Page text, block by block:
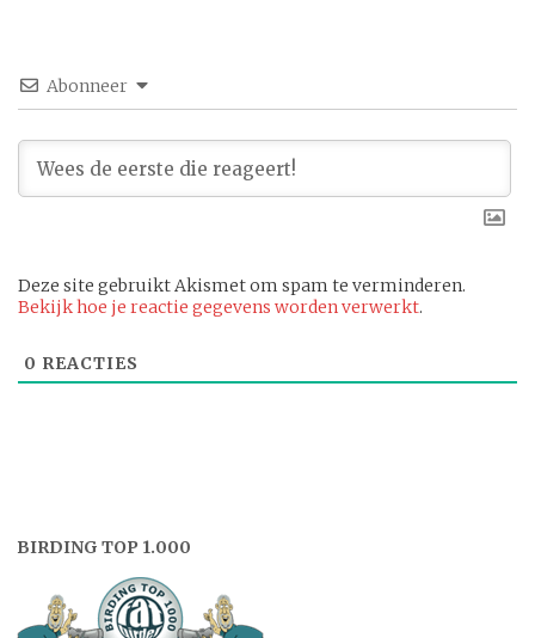
Abonneer
Deze site gebruikt Akismet om spam te verminderen.
Bekijk hoe je reactie gegevens worden verwerkt.
0 REACTIES
BIRDING TOP 1.000